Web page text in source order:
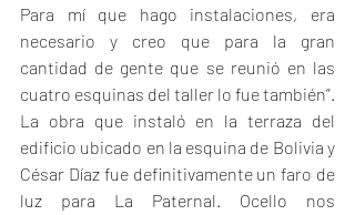
Para mí que hago instalaciones, era
necesario y creo que para la gran
cantidad de gente que se reunió en las
cuatro esquinas del taller lo fue también”.
La obra que instaló en la terraza del
edificio ubicado en la esquina de Bolivia y
César Díaz fue definitivamente un faro de
luz para La Paternal. Ocello nos